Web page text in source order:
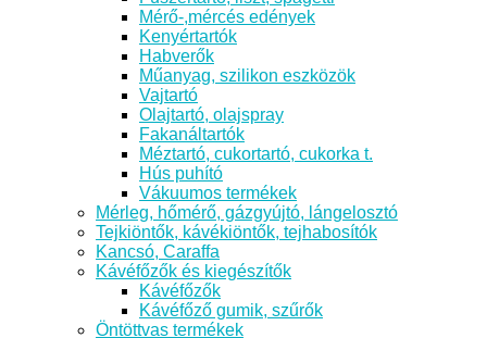
Mérő-,mércés edények
Kenyértartók
Habverők
Műanyag, szilikon eszközök
Vajtartó
Olajtartó, olajspray
Fakanáltartók
Méztartó, cukortartó, cukorka t.
Hús puhító
Vákuumos termékek
Mérleg, hőmérő, gázgyújtó, lángelosztó
Tejkiöntők, kávékiöntők, tejhabosítók
Kancsó, Caraffa
Kávéfőzők és kiegészítők
Kávéfőzők
Kávéfőző gumik, szűrők
Öntöttvas termékek